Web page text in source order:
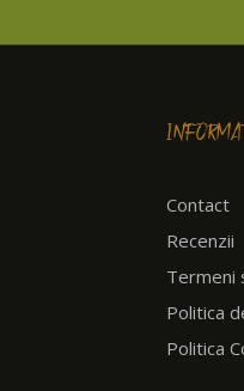
Contact
Recenzii
Termeni
Politica
Politica